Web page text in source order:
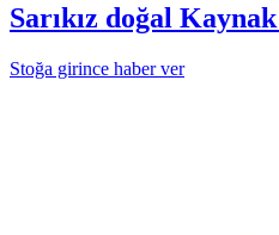
Sarıkız doğal
Stoğa girince haber ver